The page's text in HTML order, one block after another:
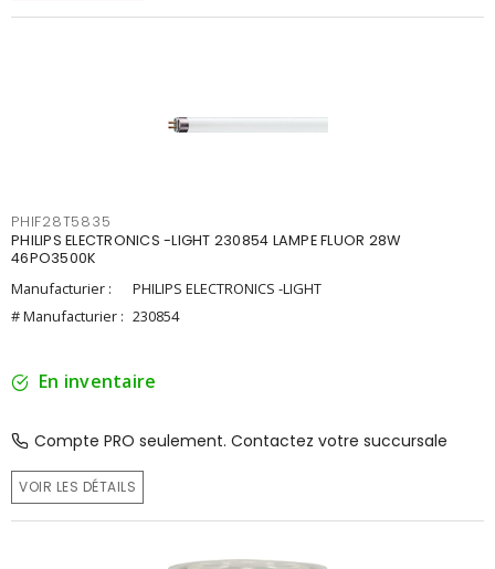
PHIF28T5835
PHILIPS ELECTRONICS -LIGHT 230854 LAMPE FLUOR 28W
46PO3500K
Manufacturier :
PHILIPS ELECTRONICS -LIGHT
# Manufacturier : 230854
En inventaire
Compte PRO seulement. Contactez votre succursale
VOIR LES DÉTAILS